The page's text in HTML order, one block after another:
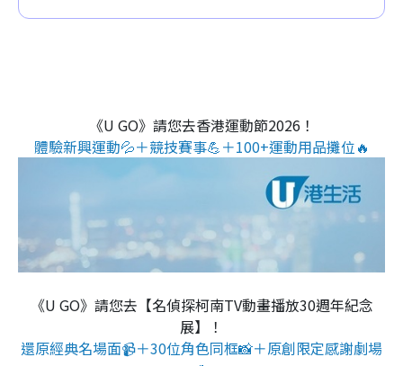
《U GO》請您去香港運動節2026！
體驗新興運動💦＋競技賽事💪＋100+運動用品攤位🔥
《U GO》請您去【名偵探柯南TV動畫播放30週年紀念
展】！
還原經典名場面📹＋30位角色同框📸＋原創限定感謝劇場